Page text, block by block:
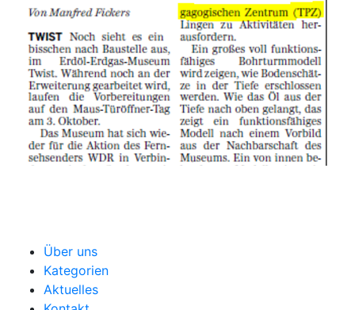
Über uns
Kategorien
Aktuelles